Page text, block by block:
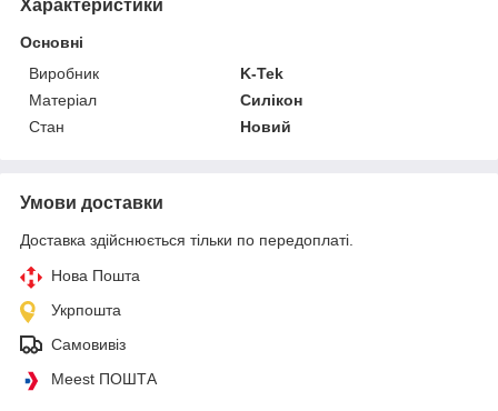
Характеристики
Основні
Виробник
K-Tek
Матеріал
Силікон
Стан
Новий
Умови доставки
Доставка здійснюється тільки по передоплаті.
Нова Пошта
Укрпошта
Самовивіз
Meest ПОШТА